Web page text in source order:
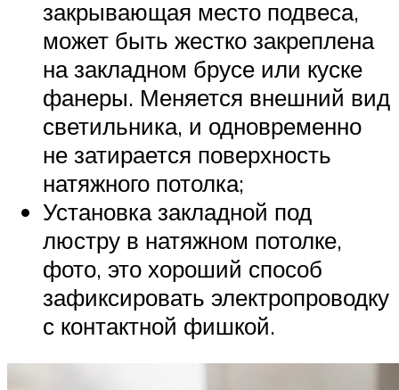
закрывающая место подвеса,
может быть жестко закреплена
на закладном брусе или куске
фанеры. Меняется внешний вид
светильника, и одновременно
не затирается поверхность
натяжного потолка;
Установка закладной под
люстру в натяжном потолке,
фото, это хороший способ
зафиксировать электропроводку
с контактной фишкой.